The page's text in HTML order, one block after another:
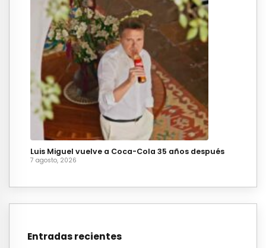
Luis Miguel vuelve a Coca-Cola 35 años después
7 agosto, 2026
Entradas recientes